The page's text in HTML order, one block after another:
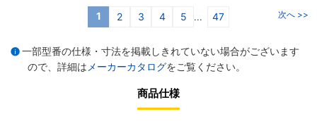
1 2 3 4 5 ... 47 次へ >>
一部型番の仕様・寸法を掲載しきれていない場合がございます
ので、詳細は メーカーカタログをご覧ください。
商品仕様